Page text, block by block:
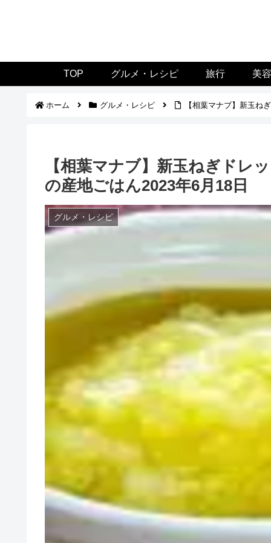
TOP グルメ・レシピ 旅行 美容
ホーム グルメ・レシピ 【相葉マナブ】新玉ね
【相葉マナブ】新玉ねぎドレ
の産地ごはん2023年6月18日
グルメ・レシピ